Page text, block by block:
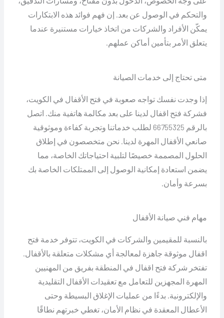
والتحكم في الوصول عن بعد. إن فهم فوائد هذه الابتكارات
يمكّن الأفراد والشركات من اتخاذ خيارات مستنيرة عندما
يتعلق الأمر بتأمين أماكن عملهم.
متى تحتاج إلى خدمات الصيانة
إذا وجدت نفسك تواجه صعوبة في فتح الأقفال في الكويت،
فشركة فتح اقفال لدينا على بعد مكالمة هاتفية منك. اتصل
بالرقم 66755325 لطلب خدماتنا وتجربة كفاءة وموثوقية
صانعي الأقفال المهرة لدينا. نحن متخصصون في إطلاق
الحلول المصممة خصيصًا لتلبية احتياجاتك الخاصة، مما
يضمن استعادة إمكانية الوصول إلى الممتلكات الخاصة بك
بسرعة وأمان.
مهام فني صيانة الأقفال
بالنسبة للمقيمين والشركات في الكويت، تتوفر خدمة فتح
اقفال موثوقة جاهزة لمعالجة أي مشكلات متعلقة بالأقفال.
تفتخر شركة فتح اقفال في المنطقة بفريق من المهنيين
المهرة المجهزين للتعامل مع تعقيدات الأقفال التقليدية
والإلكترونية. بدءًا من عمليات الإغلاق البسيطة وحتى
الأعطال المعقدة في نظام الأمان، تغطي خبرتهم نطاقًا